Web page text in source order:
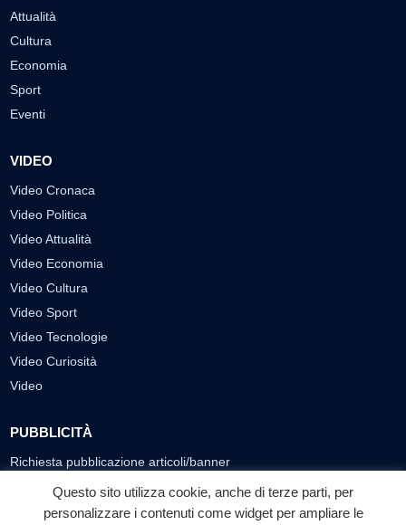
Attualità
Cultura
Economia
Sport
Eventi
VIDEO
Video Cronaca
Video Politica
Video Attualità
Video Economia
Video Cultura
Video Sport
Video Tecnologie
Video Curiosità
Video
PUBBLICITÀ
Richiesta pubblicazione articoli/banner
SEGUICI SUI SOCIAL
Questo sito utilizza cookie, anche di terze parti, per
personalizzare i contenuti come widget per ampliare le